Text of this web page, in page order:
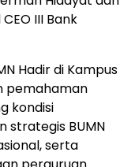
III Bank
Hadir di Kampus
pemahaman
kondisi
strategis BUMN
serta